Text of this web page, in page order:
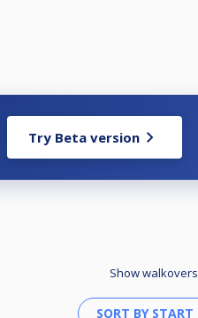
Try Beta version
Show walkovers